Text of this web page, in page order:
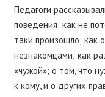
Педагоги
поведения: как не
таки произошло; как
незнакомцами; как
«чужой»; о том, что
к кому, и о других